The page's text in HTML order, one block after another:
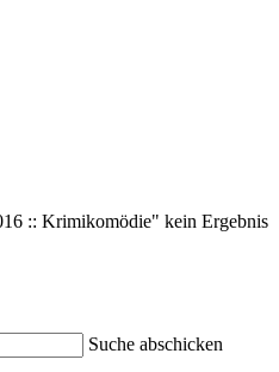
:: Krimikomödie" kein Ergebnis
Suche abschicken